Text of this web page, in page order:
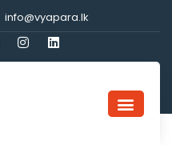
info@vyapara.lk